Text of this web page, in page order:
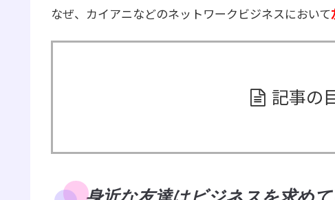
なぜ、カイアニなどのネットワークビジネスにおいて
記事の